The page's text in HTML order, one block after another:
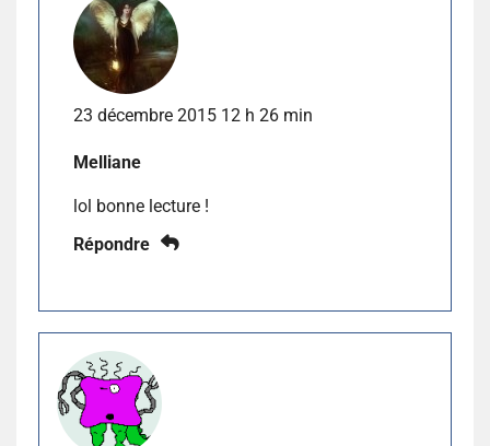
23 décembre 2015 12 h 26 min
Melliane
lol bonne lecture !
Répondre